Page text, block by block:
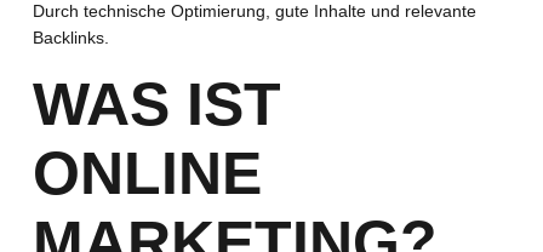
Durch technische Optimierung, gute Inhalte und relevante
Backlinks.
WAS IST
ONLINE